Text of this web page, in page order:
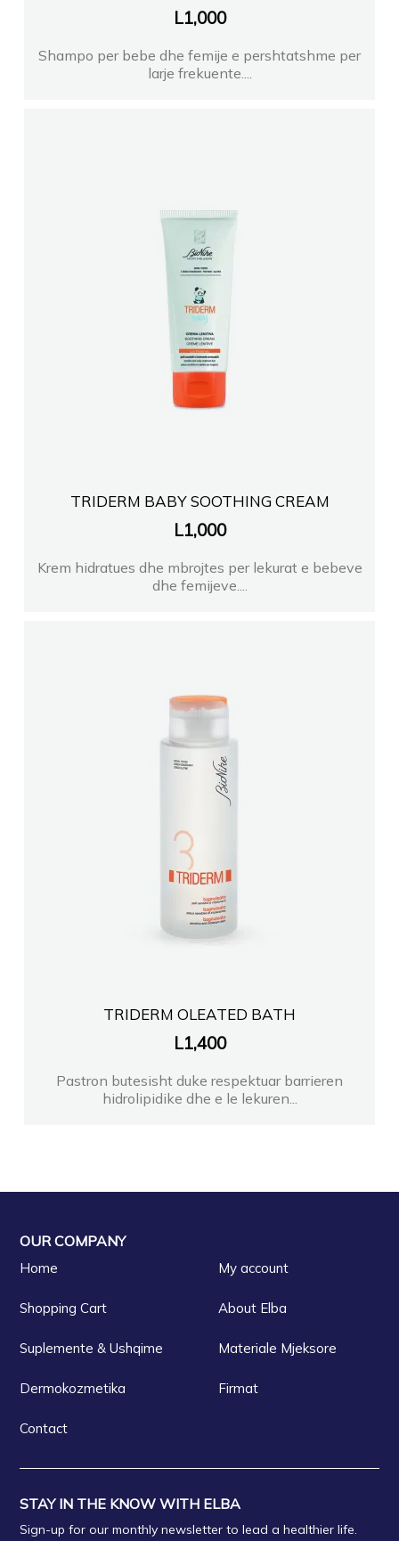
L1,000
Shampo per bebe dhe femije e pershtatshme per
larje frekuente....
TRIDERM BABY SOOTHING CREAM
L1,000
Krem hidratues dhe mbrojtes per lekurat e bebeve
dhe femijeve....
TRIDERM OLEATED BATH
L1,400
Pastron butesisht duke respektuar barrieren
hidrolipidike dhe e le lekuren...
OUR COMPANY
Home My account
Shopping Cart About Elba
Suplemente & Ushqime Materiale Mjeksore
Dermokozmetika Firmat
Contact
STAY IN THE KNOW WITH ELBA
Sign-up for our monthly newsletter to lead a healthier life.